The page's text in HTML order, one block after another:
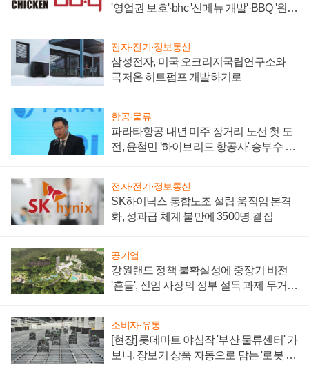
'영업권 보호'·bhc '신메뉴 개발'·BBQ '원가
전자·전기·정보통신
삼성전자, 미국 오크리지국립연구소와
극저온 히트펌프 개발하기로
항공·물류
파라타항공 내년 미주 장거리 노선 첫 도
전, 윤철민 '하이브리드 항공사' 승부수 통
전자·전기·정보통신
SK하이닉스 통합노조 설립 움직임 본격
화, 성과급 체계 불만에 3500명 결집
공기업
강원랜드 정책 불확실성에 중장기 비전
'흔들', 신임 사장의 정부 설득 과제 무거워
소비자·유통
[현장] 롯데마트 야심작 '부산 물류센터' 가
보니, 장보기 상품 자동으로 담는 '로봇 40